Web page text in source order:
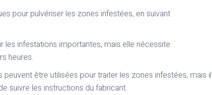
pour pulvériser les zones infestées, en suivant
les infestations importantes, mais elle nécessite
heures.
être utilisées pour traiter les zones infestées, mais il
suivre les instructions du fabricant.